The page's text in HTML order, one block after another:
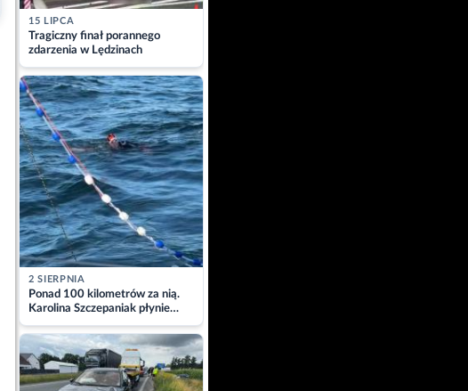
15 LIPCA
Tragiczny finał porannego
zdarzenia w Lędzinach
2 SIERPNIA
Ponad 100 kilometrów za nią.
Karolina Szczepaniak płynie
przez Bałtyk dla Piotra.
Aktualizacja